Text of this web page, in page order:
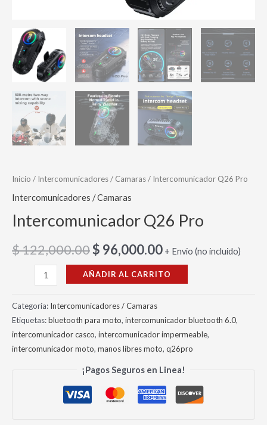
Inicio / Intercomunicadores / Camaras/ Intercomunicador Q26 Pro
Intercomunicadores / Camaras
Intercomunicador Q26 Pro
$122,000.00$ 96,000.00 + Envio (no incluido)
AÑADIR AL CARRITO
Categoría: Intercomunicadores / Camaras
Etiquetas:bluetooth para moto, intercomunicador bluetooth 6.0,
intercomunicador casco, intercomunicador impermeable,
intercomunicador moto, manos libres moto, q26pro
¡Pagos Seguros en Linea!